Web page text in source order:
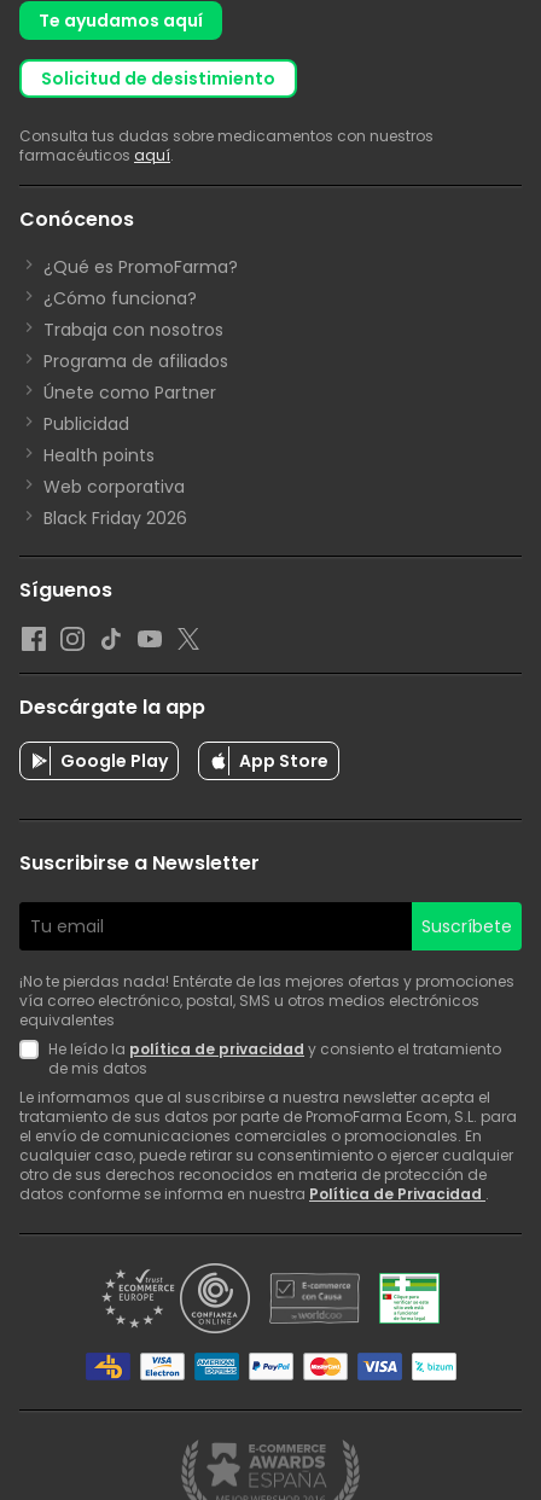
Te ayudamos aquí
solicitud de desistimiento
Consulta tus dudas sobre medicamentos con nuestros
farmacéuticos aquí.
Conócenos
¿Qué es PromoFarma?
¿Cómo funciona?
Trabaja con nosotros
Programa de afiliados
Únete como Partner
Publicidad
Health points
Web corporativa
Black Friday 2026
Síguenos
Descárgate la app
Google Play App Store
Suscribirse a Newsletter
Suscríbete
¡No te pierdas nada! Entérate de las mejores ofertas y promociones
vía correo electrónico, postal, SMS u otros medios electrónicos
equivalentes
He leído la política de privacidad y consiento el tratamiento
de mis datos
Le informamos que al suscribirse a nuestra newsletter acepta el
tratamiento de sus datos por parte de PromoFarma Ecom, S.L. para
el envío de comunicaciones comerciales o promocionales. En
cualquier caso, puede retirar su consentimiento o ejercer cualquier
otro de sus derechos reconocidos en materia de protección de
datos conforme se informa en nuestra Política de Privacidad .